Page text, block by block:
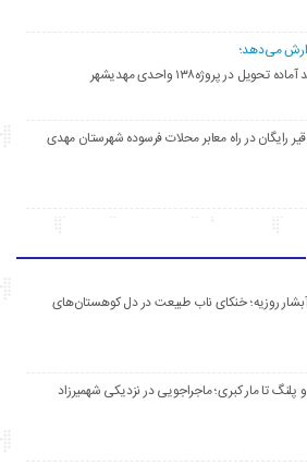
می‌دهد؛
قیر رایگان در راه معابر محلات فرسوده شهرستان مهدی
روزیه؛ خنکای ناب طبیعت در دل کوهستان‌های
و پلنگ تا مار کبری؛ ماجراجویی در نزدیکی شهمیرزاد